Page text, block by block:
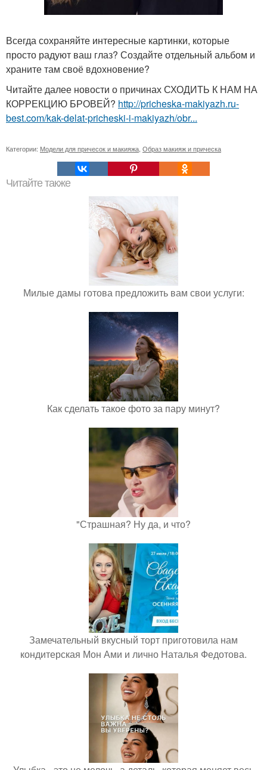
Всегда сохраняйте интересные картинки, которые
просто радуют ваш глаз? Создайте отдельный альбом и
храните там своё вдохновение?
Читайте далее новости о причинах СХОДИТЬ К НАМ НА
КОРРЕКЦИЮ БРОВЕЙ? http://pricheska-makiyazh.ru-
best.com/kak-delat-pricheski-i-makiyazh/obr...
Категории: Модели для причесок и макияжа Образ макияж и прическа
Читайте также
Милые дамы готова предложить вам свои услуги:
Как сделать такое фото за пару минут?
"Страшная? Ну да, и что?
Замечательный вкусный торт приготовила нам
кондитерская Мон Ами и лично Наталья Федотова.